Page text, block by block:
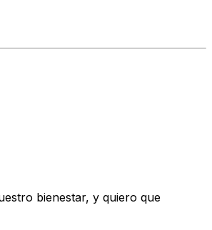
bienestar, y quiero que